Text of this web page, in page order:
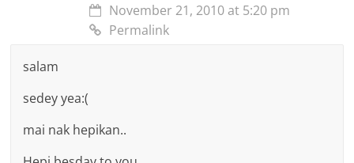
November 21, 2010 at 5:20 pm
Permalink
salam
sedey yea:(
mai nak hepikan..